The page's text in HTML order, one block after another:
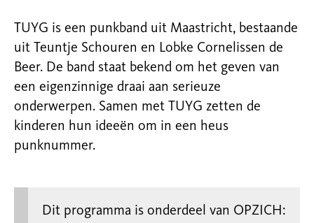
TUYG is een punkband uit Maastricht, bestaande
uit Teuntje Schouren en Lobke Cornelissen de
Beer. De band staat bekend om het geven van
een eigenzinnige draai aan serieuze
onderwerpen. Samen met TUYG zetten de
kinderen hun ideeën om in een heus
punknummer.
Dit programma is onderdeel van OPZICH: